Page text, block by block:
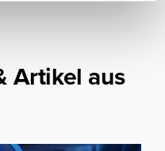
Artikel aus